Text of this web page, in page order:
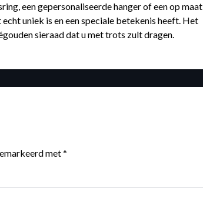
een gepersonaliseerde hanger of een op maat
uniek is en een speciale betekenis heeft. Het
sieraad dat u met trots zult dragen.
met*